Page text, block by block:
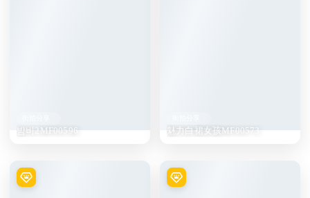
밤비2MF00596 魅力白裙女孩MF00573